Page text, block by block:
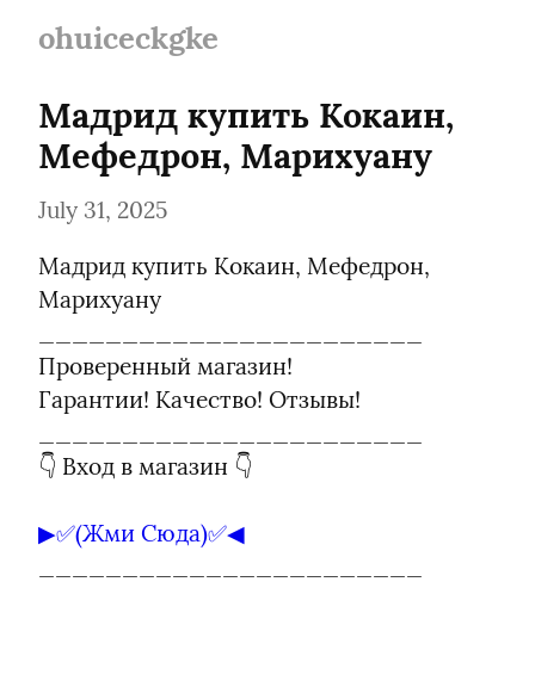
ohuiceckgke
Мадрид купить Кокаин,
Мефедрон, Марихуану
July 31, 2025
Мадрид купить Кокаин, Мефедрон,
Марихуану
Проверенный магазин!
Гарантии! Качество! Отзывы!
👇 Вход в магазин 👇
▶️✅(Жми Сюда)✅️◀️